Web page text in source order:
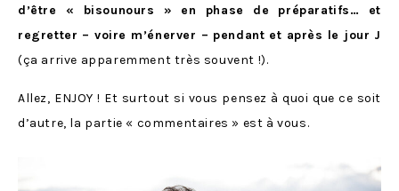
d’être « bisounours » en phase de préparatifs… et
regretter – voire m’énerver – pendant et après le jour J
(ça arrive apparemment très souvent !).
Allez, ENJOY ! Et surtout si vous pensez à quoi que ce soit
d’autre, la partie « commentaires » est à vous.